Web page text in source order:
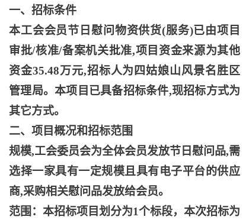
一、招标条件
本工会会员节日慰问物资供货(服务)已由项目
审批/核准/备案机关批准,项目资金来源为其他
资金35.48万元,招标人为四姑娘山风景名胜区
管理局。本项目已具备招标条件,现招标方式为
其它方式。
二、项目概况和招标范围
规模,工会委员会为全体会员发放节日慰问品,需
选择一家具有一定规模且具有电子平台的供应
商,采购相关慰问品发放给会员。
范围：本招标项目划分为1个标段，本次招标为